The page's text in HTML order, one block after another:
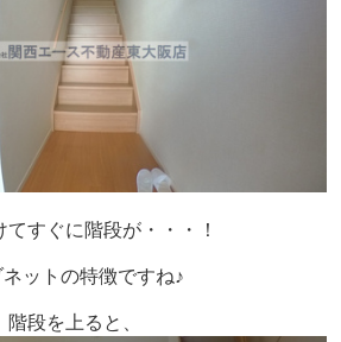
てすぐに階段が・・・！
ネットの特徴ですね♪
階段を上ると、